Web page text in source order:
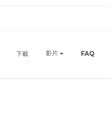
下載 影片 FAQ